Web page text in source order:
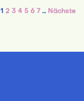
1 2 3 4 5 6 7 … Nächste